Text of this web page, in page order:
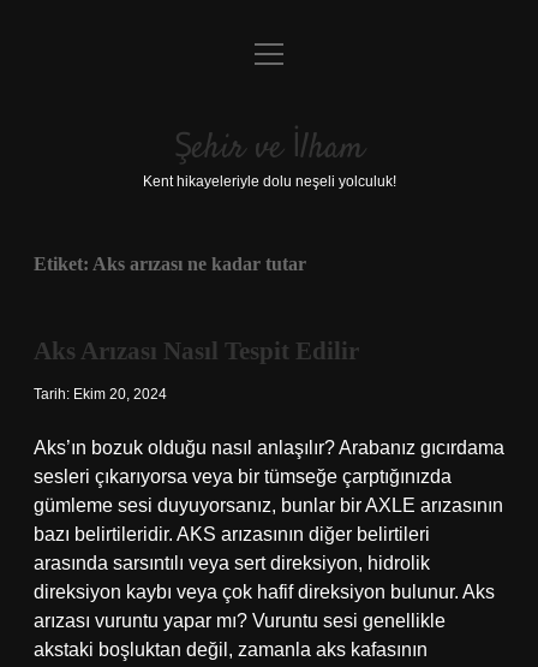
Anasayfa
Yasal Uyarı
menüyü
Şehir ve İlham
Kent hikayeleriyle dolu neşeli yolculuk!
Etiket: Aks arızası ne kadar tutar
Aks Arızası Nasıl Tespit Edilir
Tarih: Ekim 20, 2024
Aks’ın bozuk olduğu nasıl anlaşılır? Arabanız gıcırdama
sesleri çıkarıyorsa veya bir tümseğe çarptığınızda
gümleme sesi duyuyorsanız, bunlar bir AXLE arızasının
bazı belirtileridir. AKS arızasının diğer belirtileri
arasında sarsıntılı veya sert direksiyon, hidrolik
direksiyon kaybı veya çok hafif direksiyon bulunur. Aks
arızası vuruntu yapar mı? Vuruntu sesi genellikle
akstaki boşluktan değil, zamanla aks kafasının